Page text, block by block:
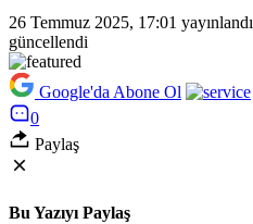
26 Temmuz 2025, 17:01 yayınlandı
güncellendi
Google'da Abone Ol
0
Paylaş
Bu Yazıyı Paylaş